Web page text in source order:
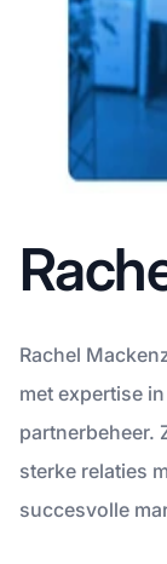
Rachel
met expertise in
partnerbeheer.
sterke relaties
succesvolle